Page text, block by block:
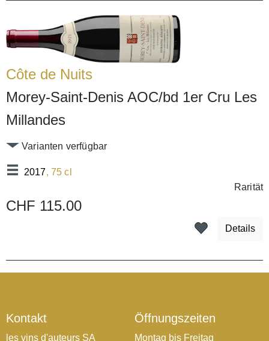
Côte de Nuits
Morey-Saint-Denis AOC/bd 1er Cru Les
Millandes
2017, 75 cl
Varianten verfügbar
Rarität
CHF 115.00
Details
Kontakt
les vins d'auteurs SA
Öffnungszeiten
Montag bis Freitag